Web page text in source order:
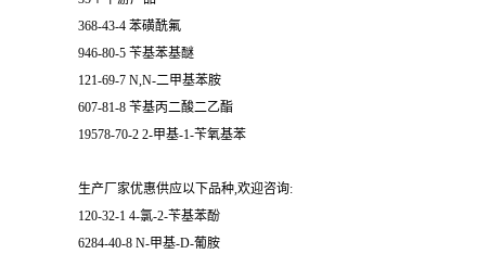
368-43-4 苯磺酰氟
946-80-5 苄基苯基醚
121-69-7 N,N-二甲基苯胺
607-81-8 苄基丙二酸二乙酯
19578-70-2 2-甲基-1-苄氧基苯
生产厂家优惠供应以下品种,欢迎咨询:
120-32-1 4-氯-2-苄基苯酚
6284-40-8 N-甲基-D-葡胺